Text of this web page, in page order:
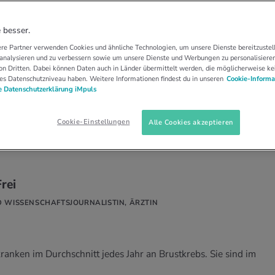
um Brustkrebs
mehr als 6200 Frauen und etwa 50 Männer
die häufigste Form von Krebs.
WISSENSCHAFTSJOURNALISTIN, ÄRZTIN
im Durchschnitt jedes Jahr an Brustkrebs. Sie sind im
besser.
Partner verwenden Cookies und ähnliche Technologien, um unsere Dienste
und zu verbessern sowie um unsere Dienste und Werbungen zu
Dritten. Dabei können Daten auch in Länder übermittelt werden, die möglicherweise
Datenschutzniveau haben. Weitere Informationen findest du in unseren Cookie-
Datenschutzerklärung iMpuls
Cookie-Einstellungen Alle Cookies akzeptieren